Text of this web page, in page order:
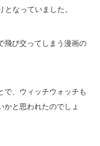
となっていました。
飛び交ってしまう漫画の
で、ウィッチウォッチも
かと思われたのでしょ